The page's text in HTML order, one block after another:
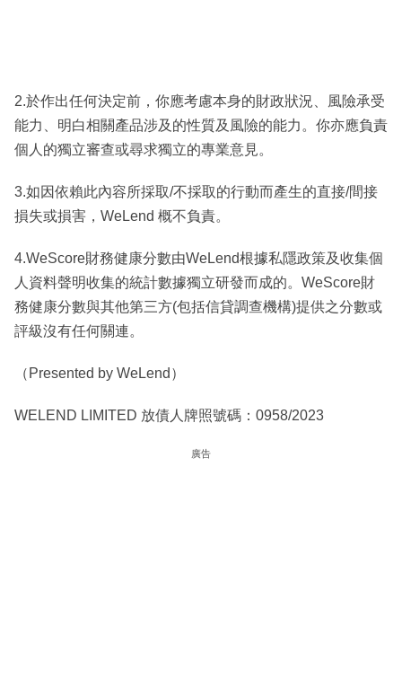
2.於作出任何決定前，你應考慮本身的財政狀況、風險承受
能力、明白相關產品涉及的性質及風險的能力。你亦應負責
個人的獨立審查或尋求獨立的專業意見。
3.如因依賴此內容所採取/不採取的行動而產生的直接/間接
損失或損害，WeLend 概不負責。
4.WeScore財務健康分數由WeLend根據私隱政策及收集個
人資料聲明收集的統計數據獨立研發而成的。WeScore財
務健康分數與其他第三方(包括信貸調查機構)提供之分數或
評級沒有任何關連。
（Presented by WeLend）
WELEND LIMITED 放債人牌照號碼：0958/2023
廣告